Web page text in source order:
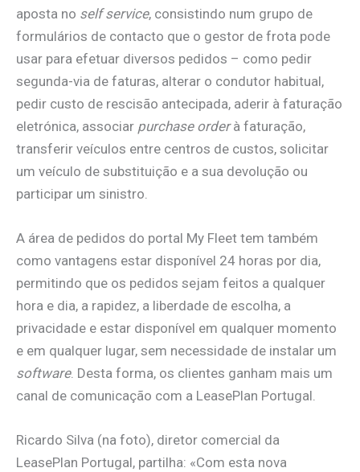
aposta no self service, consistindo num grupo de
formulários de contacto que o gestor de frota pode
usar para efetuar diversos pedidos – como pedir
segunda-via de faturas, alterar o condutor habitual,
pedir custo de rescisão antecipada, aderir à faturação
eletrónica, associar purchase orderà faturação,
transferir veículos entre centros de custos, solicitar
um veículo de substituição e a sua devolução ou
participar um sinistro.
A área de pedidos do portal My Fleet tem também
como vantagens estar disponível 24 horas por dia,
permitindo que os pedidos sejam feitos a qualquer
hora e dia, a rapidez, a liberdade de escolha, a
privacidade e estar disponível em qualquer momento
e em qualquer lugar, sem necessidade de instalar um
software. Desta forma, os clientes ganham mais um
canal de comunicação com a LeasePlan Portugal.
Ricardo Silva (na foto), diretor comercial da
LeasePlan Portugal, partilha: «Com esta nova